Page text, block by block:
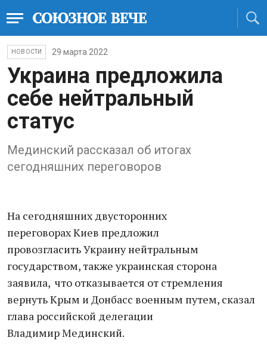
НОВОСТИ 29 марта 2022
Украина предложила
себе нейтральный
статус
Мединский рассказал об итогах
сегодняшних переговоров
На сегодняшних двусторонних
переговорах Киев предложил
провозгласить Украину нейтральным
государством, также украинская сторона
заявила, что отказывается от стремления
вернуть Крым и Донбасс военным путем, сказал
глава российской делегации
Владимир Мединский.